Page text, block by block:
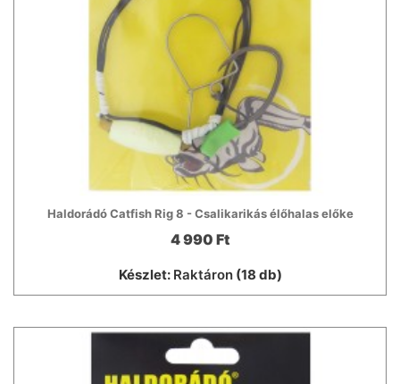
Haldorádó Catfish Rig 8 - Csalikarikás élőhalas előke
4 990 Ft
Készlet: Raktáron(18 db)